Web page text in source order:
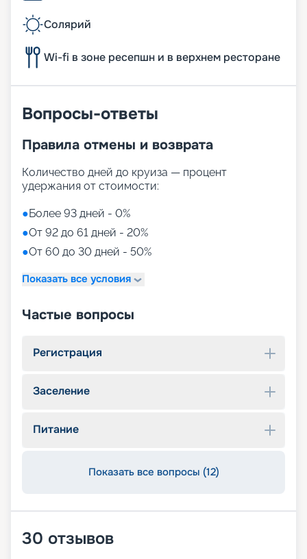
Солярий
Wi-fi в зоне ресепшн и в верхнем ресторане
Вопросы-ответы
Правила отмены и возврата
Количество дней до круиза — процент
удержания от стоимости:
●Более 93 дней - 0%
●От 92 до 61 дней - 20%
●От 60 до 30 дней - 50%
Показать все условия
Частые вопросы
Регистрация
Заселение
Питание
Показать все вопросы (12)
30 отзывов